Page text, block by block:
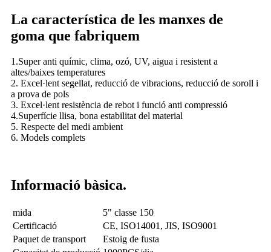
La característica de les manxes de
goma que fabriquem
1.Super anti químic, clima, ozó, UV, aigua i resistent a
altes/baixes temperatures
2. Excel·lent segellat, reducció de vibracions, reducció de soroll i
a prova de pols
3. Excel·lent resistència de rebot i funció anti compressió
4.Superfície llisa, bona estabilitat del material
5. Respecte del medi ambient
6. Models complets
Informació bàsica.
mida
5" classe 150
Certificació
CE, ISO14001, JIS, ISO9001
Paquet de transport
Estoig de fusta